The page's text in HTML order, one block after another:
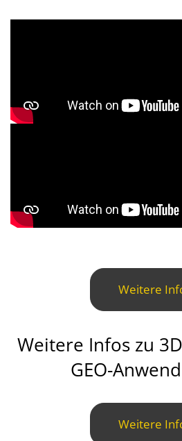
Weitere
Weitere Infos zu
GEO-
Weitere